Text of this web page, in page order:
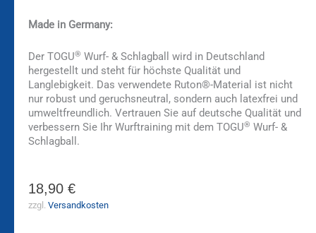
Made in Germany:
Der TOGU® Wurf- & Schlagball wird in Deutschland
hergestellt und steht für höchste Qualität und
Langlebigkeit. Das verwendete Ruton®-Material ist nicht
nur robust und geruchsneutral, sondern auch latexfrei und
umweltfreundlich. Vertrauen Sie auf deutsche Qualität und
verbessern Sie Ihr Wurftraining mit dem TOGU® Wurf- &
Schlagball.
18,90 €
zzgl. Versandkosten